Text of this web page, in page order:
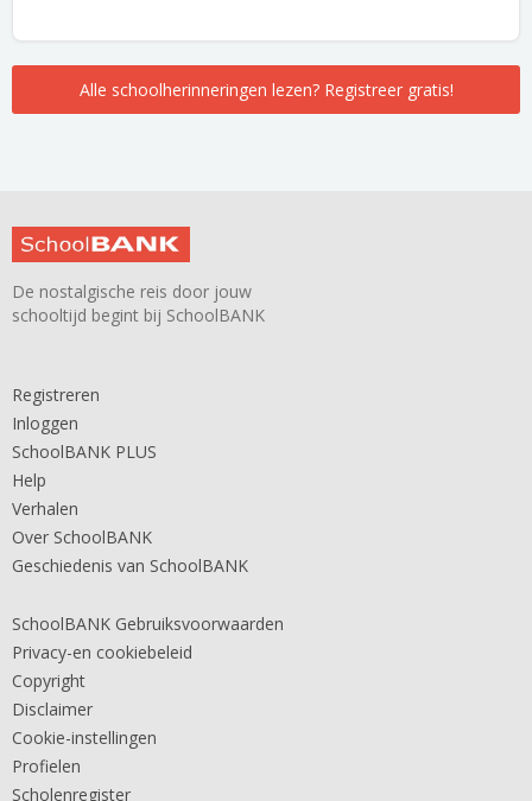
Alle schoolherinneringen lezen? Registreer gratis!
De nostalgische reis door jouw
schooltijd begint bij SchoolBANK
Registreren
Inloggen
SchoolBANK PLUS
Help
Verhalen
Over SchoolBANK
Geschiedenis van SchoolBANK
SchoolBANK Gebruiksvoorwaarden
Privacy-en cookiebeleid
Copyright
Disclaimer
Cookie-instellingen
Profielen
Scholenregister